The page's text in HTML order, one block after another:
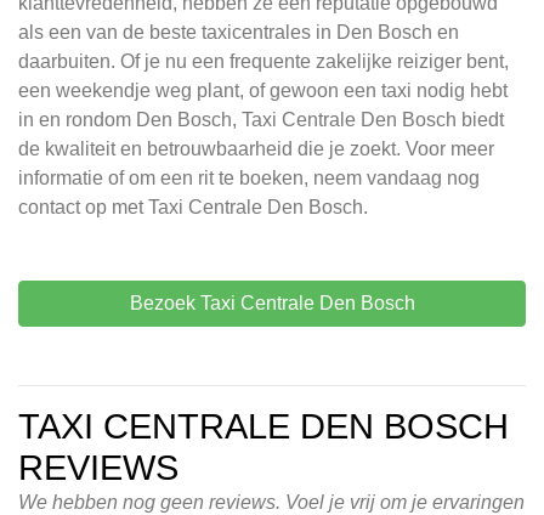
als een van de beste taxicentrales in Den Bosch en
daarbuiten. Of je nu een frequente zakelijke reiziger bent,
een weekendje weg plant, of gewoon een taxi nodig hebt
in en rondom Den Bosch, Taxi Centrale Den Bosch biedt
de kwaliteit en betrouwbaarheid die je zoekt. Voor meer
informatie of om een rit te boeken, neem vandaag nog
contact op met Taxi Centrale Den Bosch.
Bezoek Taxi Centrale Den Bosch
TAXI CENTRALE DEN BOSCH
REVIEWS
We hebben nog geen reviews. Voel je vrij om je ervaringen